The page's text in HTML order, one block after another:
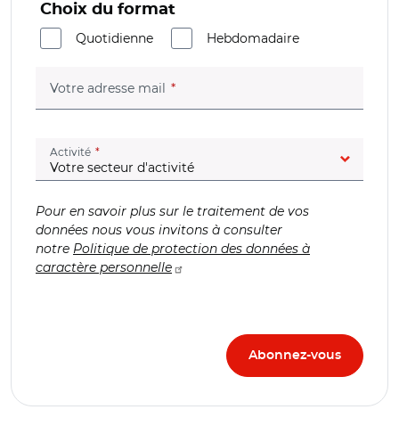
Choix du format
Quotidienne
Hebdomadaire
Votre adresse mail (champ obligatoire)
Activité (champ obligatoire)
Pour en savoir plus sur le traitement de vos
données nous vous invitons à consulter
notre Politique de protection des données à
caractère personnelle